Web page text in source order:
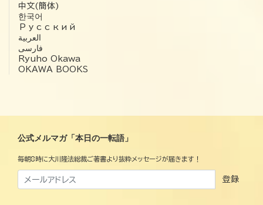
中文(簡体)
한국어
Русский
العربية‏
فارسی
Ryuho Okawa
OKAWA BOOKS
公式メルマガ「本日の一転語」
毎朝8時に大川隆法総裁ご著書より抜粋メッセージが届きます！
登録